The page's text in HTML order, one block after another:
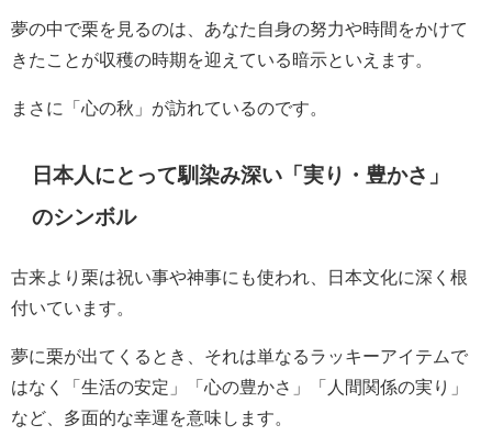
夢の中で栗を見るのは、あなた自身の努力や時間をかけて
きたことが収穫の時期を迎えている暗示といえます。
まさに「心の秋」が訪れているのです。
日本人にとって馴染み深い「実り・豊かさ」
のシンボル
古来より栗は祝い事や神事にも使われ、日本文化に深く根
付いています。
夢に栗が出てくるとき、それは単なるラッキーアイテムで
はなく「生活の安定」「心の豊かさ」「人間関係の実り」
など、多面的な幸運を意味します。